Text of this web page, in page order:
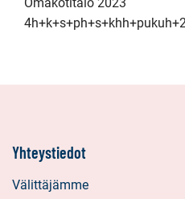
Yhteystiedot
Välittäjämme